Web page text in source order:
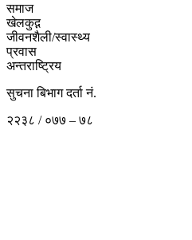
समाज
खेलकुद़़
जीवनशैली/स्वास्थ्य
प्रवास
अन्तराष्ट्रिय
सुचना बिभाग दर्ता नं.
२२३८ / ०७७ – ७८